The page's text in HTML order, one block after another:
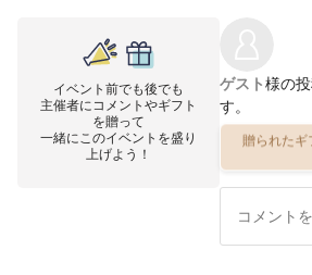
イベント前でも後でも
主催者にコメントやギフト
を贈って
一緒にこのイベントを盛り
上げよう！
ゲスト様の
す。
贈られたギ